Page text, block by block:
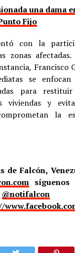
una dama
Fijo
con la
zonas
Francisco
se enfocan
para
viviendas y
la
de Falcón,
síguenos
@notifalcon